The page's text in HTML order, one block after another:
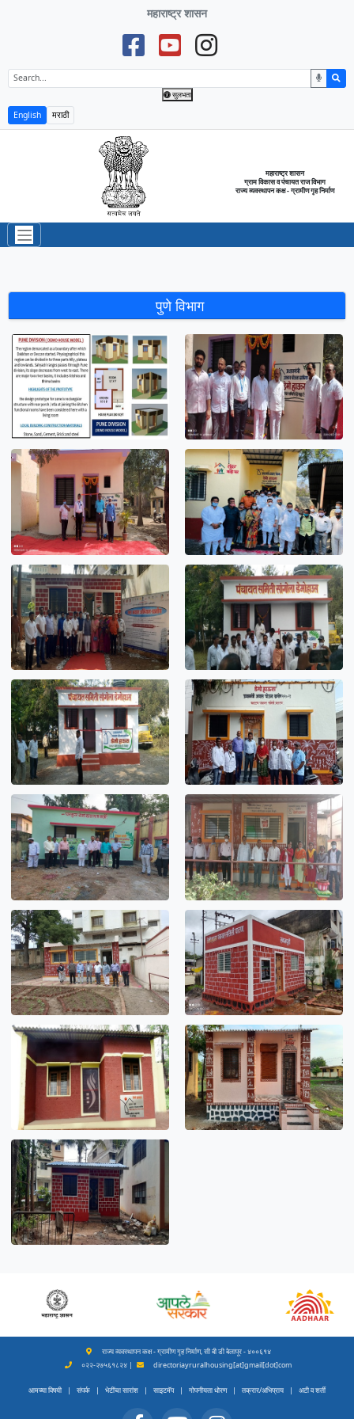
महाराष्ट्र शासन
सुलभता
English मराठी
महाराष्ट्र शासन
ग्राम विकास व पंचायत राज विभाग
राज्य व्यवस्थापन कक्ष - ग्रामीण गृह निर्माण
पुणे विभाग
राज्य व्यवस्थापन कक्ष - ग्रामीण गृह निर्माण, सी बी डी बेलापूर - ४००६१४
०२२-२७५६१८२४ |
directoriayruralhousing[at]gmail[dot]com
आमच्या विषयी | संपर्क | भेटींचा सारांश | साइटमॅप | गोपनीयता धोरण | तक्रार/अभिप्राय | अटी व शर्ती